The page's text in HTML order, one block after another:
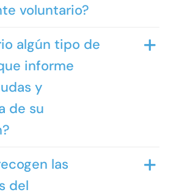
voluntario?
algún tipo de
informe
y
de su
las
del